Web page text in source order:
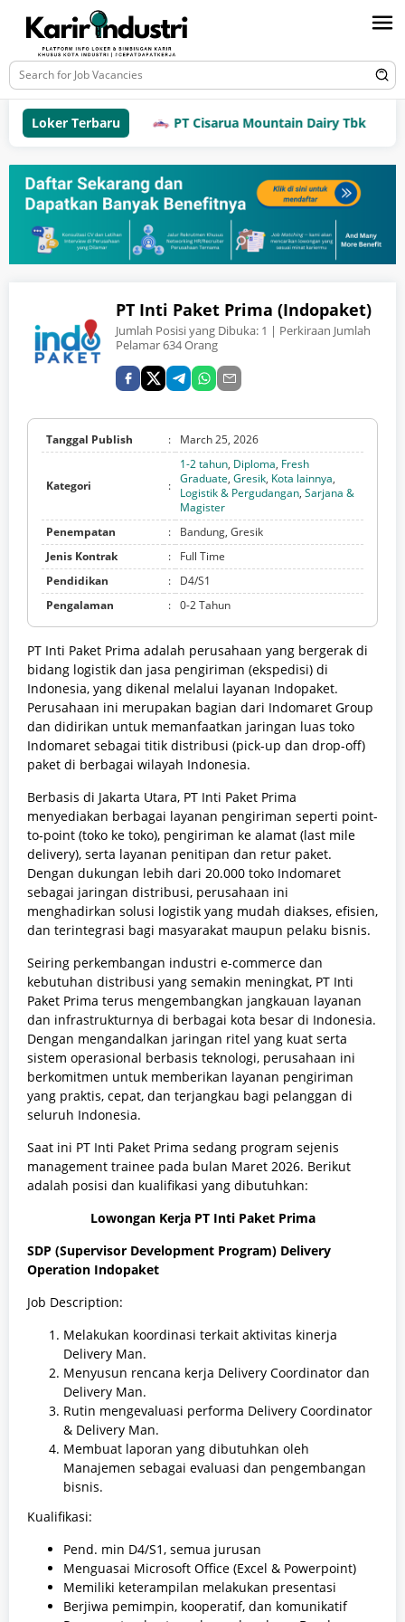
Loker Terbaru PT Cisarua Mountain Dairy Tbk
PT Inti Paket Prima (Indopaket)
Jumlah Posisi yang Dibuka: 1 | Perkiraan Jumlah
Pelamar 634 Orang
Tanggal Publish : March 25, 2026
Kategori :
1-2 tahun, Diploma, Fresh
Graduate, Gresik, Kota lainnya,
Logistik & Pergudangan, Sarjana &
Magister
Penempatan
:
Bandung, Gresik
Jenis Kontrak
:
Full Time
Pendidikan
:
D4/S1
Pengalaman
: 0-2 Tahun
PT Inti Paket Prima adalah perusahaan yang bergerak di
bidang logistik dan jasa pengiriman (ekspedisi) di
Indonesia, yang dikenal melalui layanan Indopaket.
Perusahaan ini merupakan bagian dari Indomaret Group
dan didirikan untuk memanfaatkan jaringan luas toko
Indomaret sebagai titik distribusi (pick-up dan drop-off)
paket di berbagai wilayah Indonesia.
Berbasis di Jakarta Utara, PT Inti Paket Prima
menyediakan berbagai layanan pengiriman seperti point-
to-point (toko ke toko), pengiriman ke alamat (last mile
delivery), serta layanan penitipan dan retur paket.
Dengan dukungan lebih dari 20.000 toko Indomaret
sebagai jaringan distribusi, perusahaan ini
menghadirkan solusi logistik yang mudah diakses, efisien,
dan terintegrasi bagi masyarakat maupun pelaku bisnis.
Seiring perkembangan industri e-commerce dan
kebutuhan distribusi yang semakin meningkat, PT Inti
Paket Prima terus mengembangkan jangkauan layanan
dan infrastrukturnya di berbagai kota besar di Indonesia.
Dengan mengandalkan jaringan ritel yang kuat serta
sistem operasional berbasis teknologi, perusahaan ini
berkomitmen untuk memberikan layanan pengiriman
yang praktis, cepat, dan terjangkau bagi pelanggan di
seluruh Indonesia.
Saat ini PT Inti Paket Prima sedang program sejenis
management trainee pada bulan Maret 2026. Berikut
adalah posisi dan kualifikasi yang dibutuhkan:
Lowongan Kerja PT Inti Paket Prima
SDP (Supervisor Development Program) Delivery
Operation Indopaket
Job Description:
Melakukan koordinasi terkait aktivitas kinerja
Delivery Man.
Menyusun rencana kerja Delivery Coordinator dan
Delivery Man.
Rutin mengevaluasi performa Delivery Coordinator
& Delivery Man.
Membuat laporan yang dibutuhkan oleh
Manajemen sebagai evaluasi dan pengembangan
bisnis.
Kualifikasi:
Pend. min D4/S1, semua jurusan
Menguasai Microsoft Office (Excel & Powerpoint)
Memiliki keterampilan melakukan presentasi
Berjiwa pemimpin, kooperatif, dan komunikatif